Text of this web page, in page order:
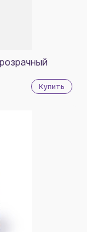
Купить